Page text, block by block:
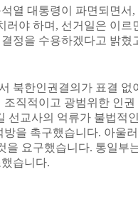
열 대통령이 파면되면서
러야 하며, 선거일은 이
정을 수용하겠다고 밝
북한인권결의가 표결
직적이고 광범위한 인
선교사의 억류가 불법적
을 촉구했습니다. 아울
을 요구했습니다. 통일부
습니다.